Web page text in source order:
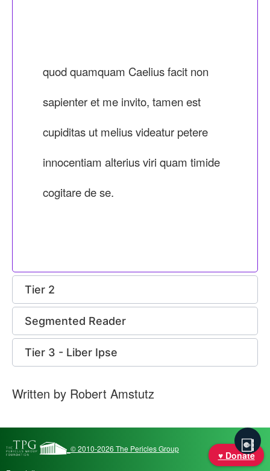
quod quamquam Caelius facit non
sapienter et me invito, tamen est
cupiditas ut melius videatur petere
innocentiam alterius viri quam timide
cogitare de se.
Tier 2
Segmented Reader
Tier 3 - Liber Ipse
Written by Robert Amstutz
© 2010-2026 The Pericles Group
♥ Donate